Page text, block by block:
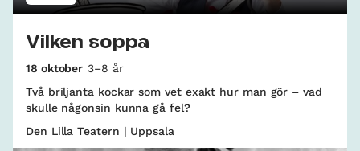
Vilken soppa
18 oktober 3–8 år
Två briljanta kockar som vet exakt hur man gör – vad
skulle någonsin kunna gå fel?
Den Lilla Teatern | Uppsala